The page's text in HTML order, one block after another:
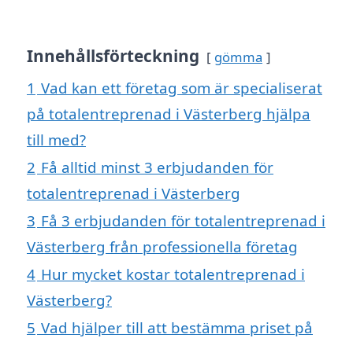
Innehållsförteckning gömma
1 Vad kan ett företag som är specialiserat
på totalentreprenad i Västerberg hjälpa
till med?
2 Få alltid minst 3 erbjudanden för
totalentreprenad i Västerberg
3 Få 3 erbjudanden för totalentreprenad i
Västerberg från professionella företag
4 Hur mycket kostar totalentreprenad i
Västerberg?
5 Vad hjälper till att bestämma priset på